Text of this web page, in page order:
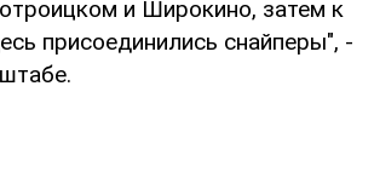
и Широкино, затем к
присоединились снайперы", -